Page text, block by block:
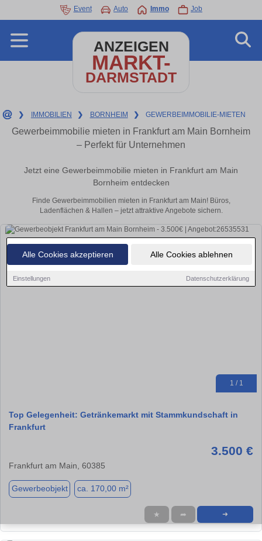
Alle Cookies akzeptieren Alle Cookies ablehnen
Einstellungen Datenschutzerklärung
Event Auto Immo Job
ANZEIGEN
MARKT-
DARMSTADT
❯ IMMOBILIEN ❯ BORNHEIM ❯ GEWERBEIMMOBILIE-MIETEN
Gewerbeimmobilie mieten in Frankfurt am Main Bornheim
– Perfekt für Unternehmen
Jetzt eine Gewerbeimmobilie mieten in Frankfurt am Main
Bornheim entdecken
Finde Gewerbeimmobilien mieten in Frankfurt am Main! Büros,
Ladenflächen & Hallen – jetzt attraktive Angebote sichern.
1 / 1
Top Gelegenheit: Getränkemarkt mit Stammkundschaft in
Frankfurt
3.500 €
Frankfurt am Main, 60385
Gewerbeobjekt ca. 170,00 m²
★ ➦ ➜